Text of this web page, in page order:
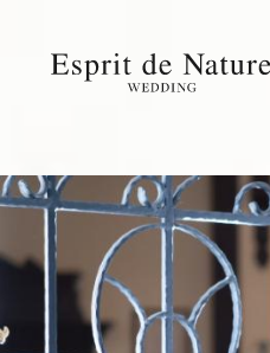
愛され続ける理由
パーティ会場